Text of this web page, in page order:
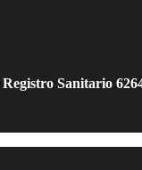
Registro Sanitario